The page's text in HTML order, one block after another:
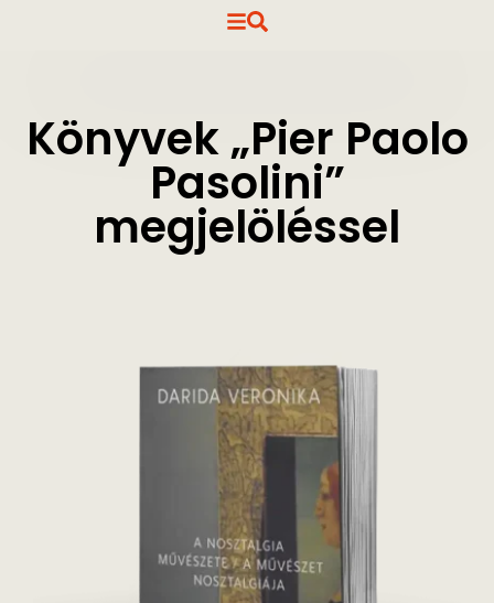
Könyvek „Pier Paolo
Pasolini”
megjelöléssel